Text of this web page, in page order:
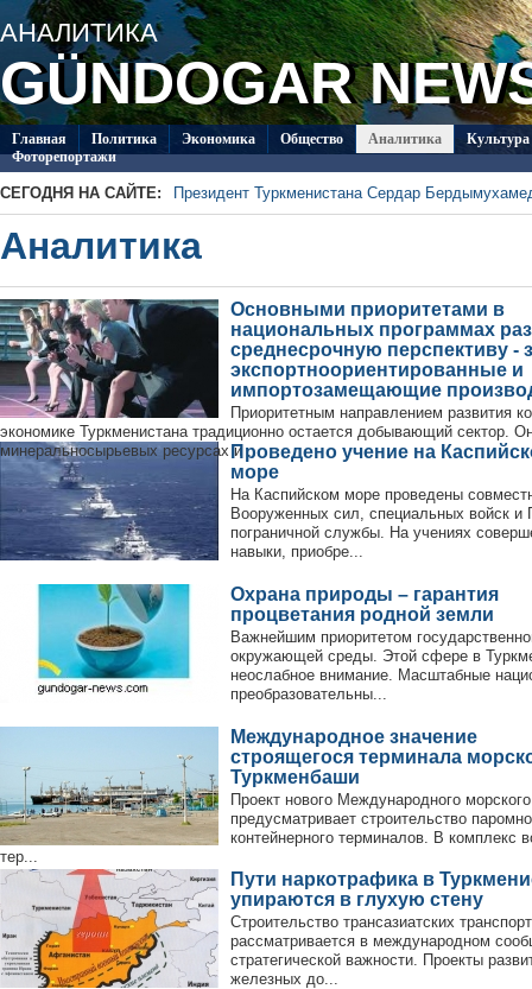
АНАЛИТИКА
GÜNDOGAR
Главная Политикa Экономика Общество Аналитика
Культура
Фоторепортажи
СЕГОДНЯ НА САЙТЕ:
Президент Туркменистана Сердар
В посольстве Туркменистана в Душанбе
Специалисты из Туркменистана изучают на
ледников Тянь-Шаня
Глава ОБСЕ прибыл с визитом в Туркменистан
Около 20 работ из стран СНГ поступило на
Туркменистан пригласил Ассоциацию «Akhal-
по коневодству
Аналитика
Основными приоритетами в
национальных программах
среднесрочную перспективу -
экспортноориентированные и
импортозамещающие
Приоритетным направлением развития
экономике Туркменистана традиционно остается добывающий сектор.
минеральносырьевых ресурсах и ...Проведено учение на
море
На Каспийском море проведены
Вооруженных сил, специальных войск и
пограничной службы. На учениях
навыки, приобре...
Охрана природы – гарантия
процветания родной земли
Важнейшим приоритетом
окружающей среды. Этой сфере в
неослабное внимание. Масштабные
преобразовательны...
Международное значение
строящегося терминала
Туркменбаши
Проект нового Международного
предусматривает строительство
контейнерного терминалов. В комплекс
тер...
Пути наркотрафика в
упираются в глухую стену
Строительство трансазиатских
рассматривается в международном
стратегической важности. Проекты
железных до...